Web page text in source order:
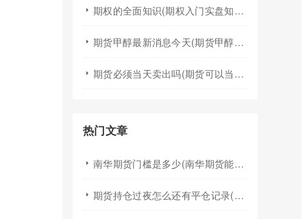
期权的全面知识(期权入门实盘知识)
期货甲醇最新消息今天(期货甲醇最新消息今天行情)
期货必须当天卖出吗(期货可以当天买入卖出吗)
热门文章
南华期货门槛是多少(南华期货能做国际期货吗)
期货持仓过夜怎么还有平仓记录(期货持仓过夜手续费)